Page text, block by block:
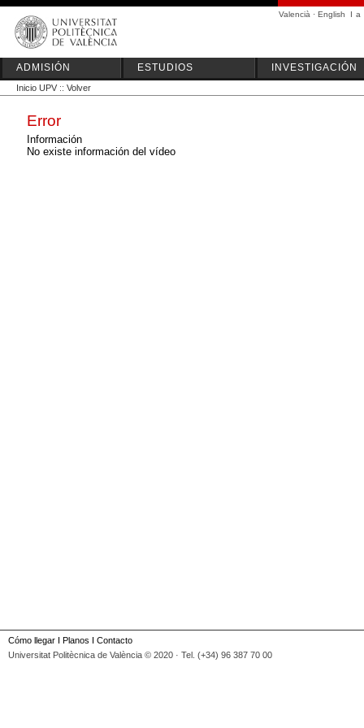
Valencià · English I a
ADMISIÓN ESTUDIOS INVESTIGACIÓN
Inicio UPV :: Volver
Error
Información
No existe información del vídeo
Cómo llegar I Planos I Contacto
Universitat Politècnica de València © 2020 · Tel. (+34) 96 387 70 00